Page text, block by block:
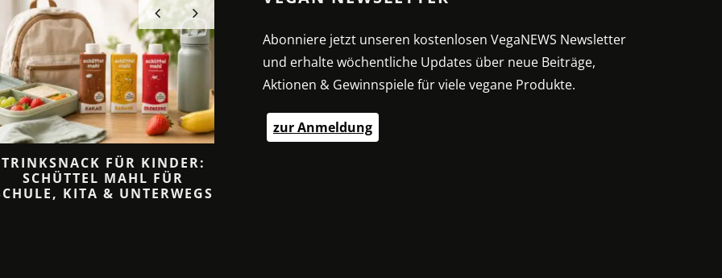
TRINKSNACK FÜR KINDER:
SCHÜTTEL MAHL FÜR
KITA & UNTERWEGS
Abonniere jetzt unseren kostenlosen VegaNEWS Newsletter
und erhalte wöchentliche Updates über neue Beiträge,
Aktionen & Gewinnspiele für viele vegane Produkte.
zur Anmeldung